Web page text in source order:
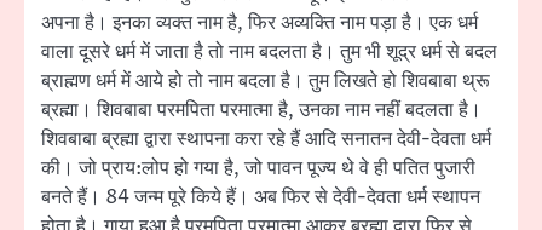
अपना है। इनका व्यक्त नाम है, फिर अव्यक्ति नाम पड़ा है। एक धर्म
वाला दूसरे धर्म में जाता है तो नाम बदलता है। तुम भी शूद्र धर्म से बदल
ब्राह्मण धर्म में आये हो तो नाम बदला है। तुम लिखते हो शिवबाबा थ्रू
ब्रह्मा। शिवबाबा परमपिता परमात्मा है, उनका नाम नहीं बदलता है।
शिवबाबा ब्रह्मा द्वारा स्थापना करा रहे हैं आदि सनातन देवी-देवता धर्म
की। जो प्राय:लोप हो गया है, जो पावन पूज्य थे वे ही पतित पुजारी
बनते हैं। 84 जन्म पूरे किये हैं। अब फिर से देवी-देवता धर्म स्थापन